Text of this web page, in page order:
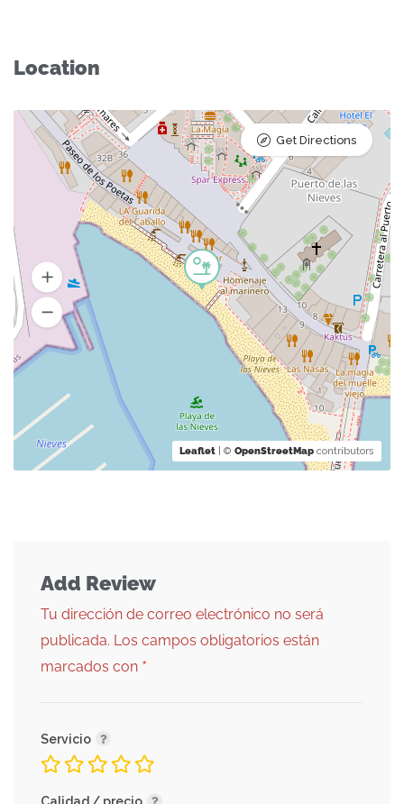
Location
Leaflet | © OpenStreetMap contributors
Get Directions
Add Review
Tu dirección de correo electrónico no será
publicada. Los campos obligatorios están
marcados con *
Servicio
Calidad / precio